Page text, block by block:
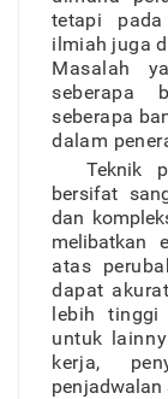
tetapi pada
ilmiah juga
Masalah
seberapa
seberapa
dalam
Teknik
bersifat
dan
melibatkan
atas
dapat
lebihtinggi
untuk lainny
kerja,
penjadwalan